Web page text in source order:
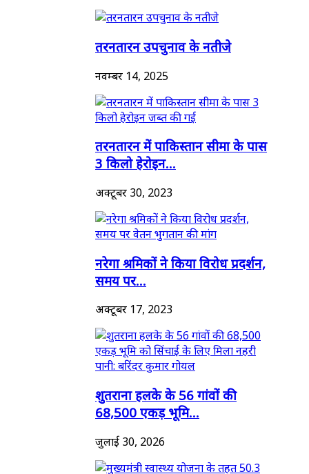
तरनतारन उपचुनाव के नतीजे
नवम्बर 14, 2025
तरनतारन में पाकिस्तान सीमा के पास
3 किलो हेरोइन...
अक्टूबर 30, 2023
नरेगा श्रमिकों ने किया विरोध प्रदर्शन,
समय पर...
अक्टूबर 17, 2023
शुतराना हलके के 56 गांवों की
68,500 एकड़ भूमि...
जुलाई 30, 2026